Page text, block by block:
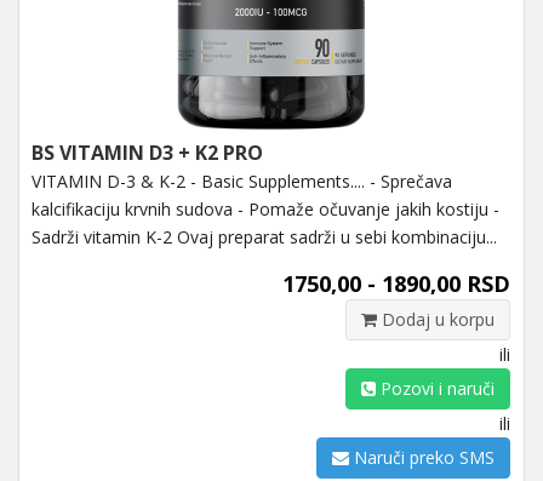
BS VITAMIN D3 + K2 PRO
VITAMIN D-3 & K-2 - Basic Supplements.... - Sprečava
kalcifikaciju krvnih sudova - Pomaže očuvanje jakih kostiju -
Sadrži vitamin K-2 Ovaj preparat sadrži u sebi kombinaciju...
1750,00 - 1890,00 RSD
Dodaj u korpu
ili
Pozovi i naruči
ili
Naruči preko SMS